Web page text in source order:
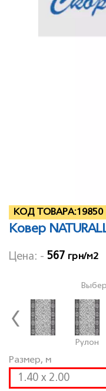
КОД ТОВАРА:19850
Ковер
Цена: - 567 грн/м2
Размер, м
1.40 x 2.00
Рулон